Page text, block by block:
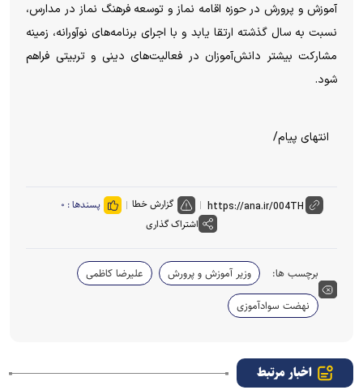
آموزش و پرورش در حوزه اقامه نماز و توسعه فرهنگ نماز در مدارس،
نسبت به سال گذشته ارتقا یابد و با اجرای برنامه‌های نوآورانه، زمینه
مشارکت بیشتر دانش‌آموزان در فعالیت‌های دینی و تربیتی فراهم
شود.
انتهای پیام/
گزارش خطا پسندها : ۰
اشتراک گذاری
برچسب ها: وزیر آموزش و پرورش
علیرضا کاظمی
نهضت سوادآموزی
اخبار مرتبط